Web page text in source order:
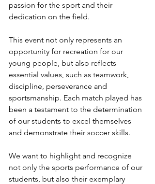
passion for the sport and their
dedication on the field.
This event not only represents an
opportunity for recreation for our
young people, but also reflects
essential values, such as teamwork,
discipline, perseverance and
sportsmanship. Each match played has
been a testament to the determination
of our students to excel themselves
and demonstrate their soccer skills.
We want to highlight and recognize
not only the sports performance of our
students, but also their exemplary